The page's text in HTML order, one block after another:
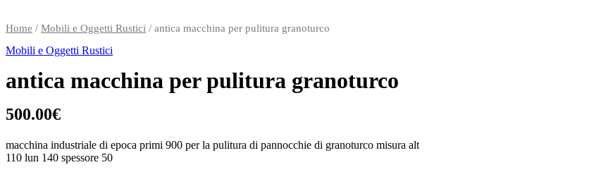
Home / Mobili e Oggetti Rustici / antica macchina per pulitura granoturco
Mobili e Oggetti Rustici
antica macchina per pulitura granoturco
500.00€
macchina industriale di epoca primi 900 per la pulitura di pannocchie di granoturco misura alt
110 lun 140 spessore 50